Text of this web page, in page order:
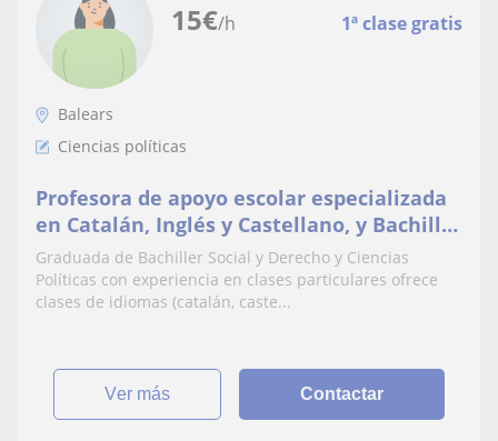
15€/h 1ª clase gratis
Balears
Ciencias políticas
Profesora de apoyo escolar especializada
en Catalán, Inglés y Castellano, y Bachiller
Social
Graduada de Bachiller Social y Derecho y Ciencias
Políticas con experiencia en clases particulares ofrece
clases de idiomas (catalán, caste...
ver más Contactar